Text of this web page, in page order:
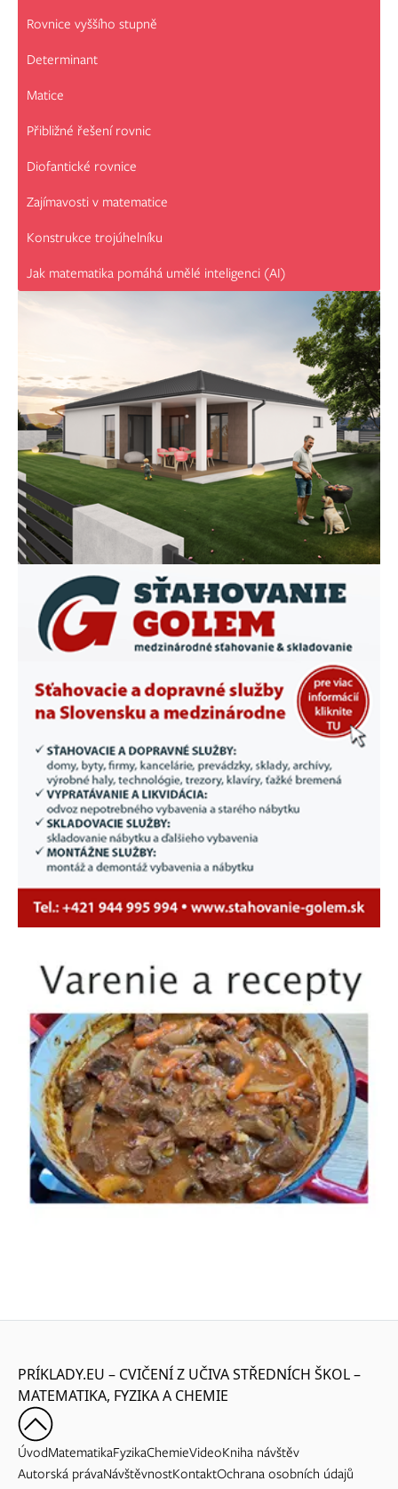
Rovnice vyššího stupně
Determinant
Matice
Přibližné řešení rovnic
Diofantické rovnice
Zajímavosti v matematice
Konstrukce trojúhelníku
Jak matematika pomáhá umělé inteligenci (AI)
PRÍKLADY.EU – CVIČENÍ Z UČIVA STŘEDNÍCH ŠKOL –
MATEMATIKA, FYZIKA A CHEMIE
ÚvodMatematikaFyzikaChemieVideoKniha návštěv
Autorská právaNávštěvnostKontaktOchrana osobních údajů